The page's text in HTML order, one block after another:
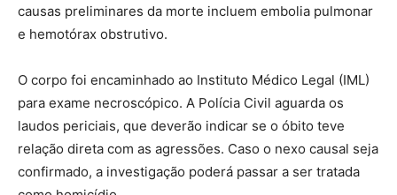
causas preliminares da morte incluem embolia pulmonar
e hemotórax obstrutivo.
O corpo foi encaminhado ao Instituto Médico Legal (IML)
para exame necroscópico. A Polícia Civil aguarda os
laudos periciais, que deverão indicar se o óbito teve
relação direta com as agressões. Caso o nexo causal seja
confirmado, a investigação poderá passar a ser tratada